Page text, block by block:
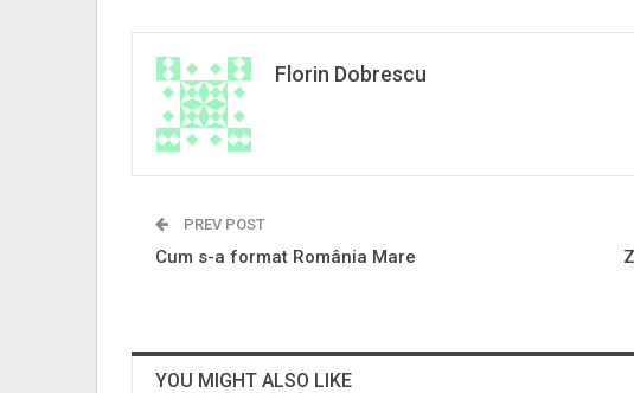
Florin Dobrescu
PREV POST
Cum s-a format România Mare
YOU MIGHT ALSO LIKE